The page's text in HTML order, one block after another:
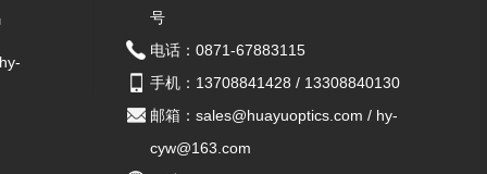
号
电话：0871-67883115
手机：13708841428 / 13308840130
邮箱：sales@huayuoptics.com / hy-
cyw@163.com